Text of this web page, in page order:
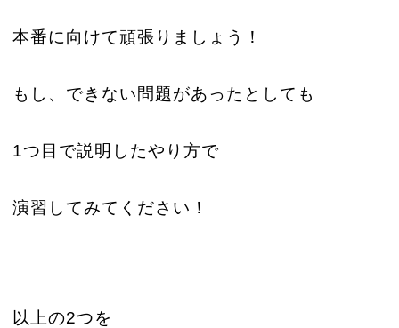
本番に向けて頑張りましょう！
もし、できない問題があったとしても
1つ目で説明したやり方で
演習してみてください！
以上の2つを